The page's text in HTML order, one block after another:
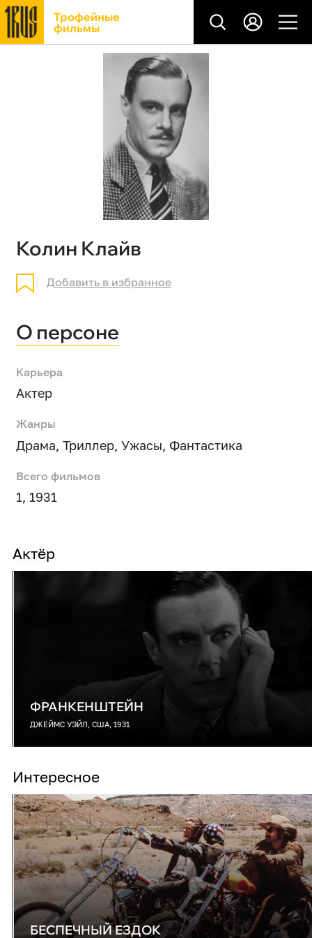
Трофейные
фильмы
Колин Клайв
Добавить в избранное
О персоне
Карьера
Актер
Жанры
Драма, Триллер, Ужасы, Фантастика
Всего фильмов
1, 1931
Актёр
ФРАНКЕНШТЕЙН
ДЖЕЙМС УЭЙЛ, США, 1931
Интересное
БЕСПЕЧНЫЙ ЕЗДОК